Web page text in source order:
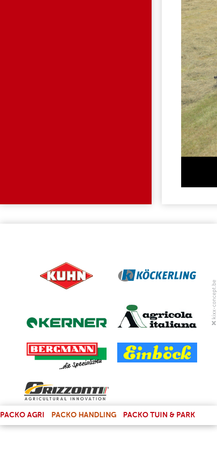
PACKO AGRI PACKO HANDLING PACKO TUIN & PARK